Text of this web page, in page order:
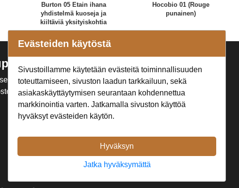
Burton 05 Etain ihana
yhdistelmä kuoseja ja
kiiltäviä yksityiskohtia
Hocobio 01 (Rouge
punainen)
Seuraa Meitä
Evästeiden käytöstä
Sivustoillamme käytetään evästeitä toiminnallisuuden
toteuttamiseen, sivuston laadun tarkkailuun, sekä
asiakaskäyttäytymisen seurantaan kohdennettua
markkinointia varten. Jatkamalla sivuston käyttöä
hyväksyt evästeiden käytön.
Hyväksyn
Jatka hyväksymättä